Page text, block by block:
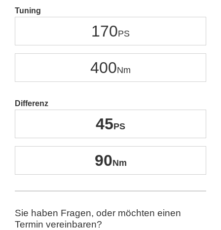
Tuning
170
400
Differenz
45
90
Sie haben Fragen, oder möchten einen
Termin vereinbaren?